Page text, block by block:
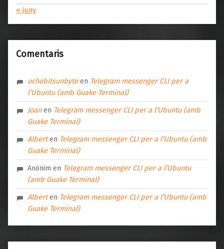
« juny
Comentaris
ochobitsunbyteen Telegram messenger CLI per a
l’Ubuntu (amb Guake Terminal)
Joanen Telegram messenger CLI per a l’Ubuntu (amb
Guake Terminal)
Alberten Telegram messenger CLI per a l’Ubuntu (amb
Guake Terminal)
Anònim en Telegram messenger CLI per a l’Ubuntu
(amb Guake Terminal)
Alberten Telegram messenger CLI per a l’Ubuntu (amb
Guake Terminal)